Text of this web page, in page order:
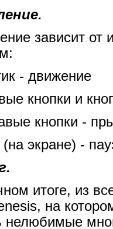
зависит
- движение
кнопки и
кнопки -
(на экране) -
итоге, из
на
нелюбимые